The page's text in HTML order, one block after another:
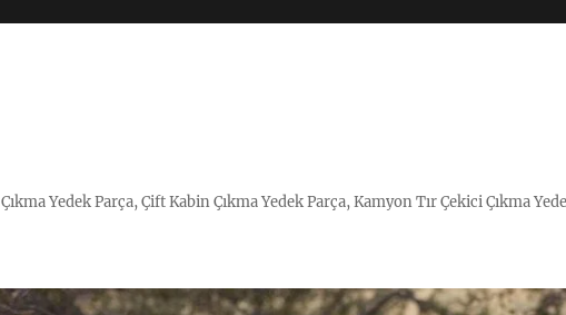
Yedek Parça, Çift Kabin Çıkma Yedek Parça, Kamyon Tır Çekici Çıkma